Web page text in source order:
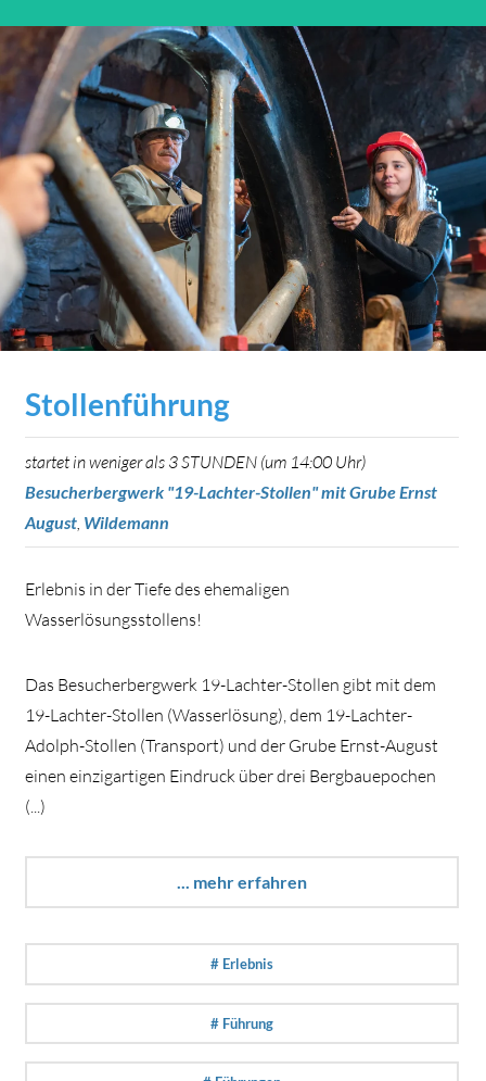
Stollenführung
startet in weniger als 3 STUNDEN (um 14:00 Uhr)
Besucherbergwerk "19-Lachter-Stollen" mit Grube Ernst
August, Wildemann
Erlebnis in der Tiefe des ehemaligen
Wasserlösungsstollens!
Das Besucherbergwerk 19-Lachter-Stollen gibt mit dem
19-Lachter-Stollen (Wasserlösung), dem 19-Lachter-
Adolph-Stollen (Transport) und der Grube Ernst-August
einen einzigartigen Eindruck über drei Bergbauepochen
(...)
... mehr erfahren
# Erlebnis
# Führung